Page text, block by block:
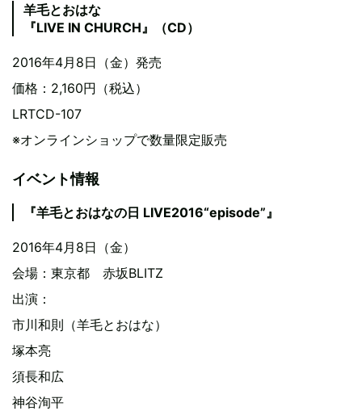
羊毛とおはな
『LIVE IN CHURCH』（CD）
2016年4月8日（金）発売
価格：2,160円（税込）
LRTCD-107
※オンラインショップで数量限定販売
イベント情報
『羊毛とおはなの日 LIVE2016“episode”』
2016年4月8日（金）
会場：東京都 赤坂BLITZ
出演：
市川和則（羊毛とおはな）
塚本亮
須長和広
神谷洵平